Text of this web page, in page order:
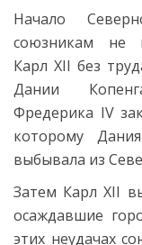
Начало
союзникам не
Карл XII без
Дании
Фредерика IV
которому
выбывала из
Затем Карл XII
осаждавшие
этих неудачах